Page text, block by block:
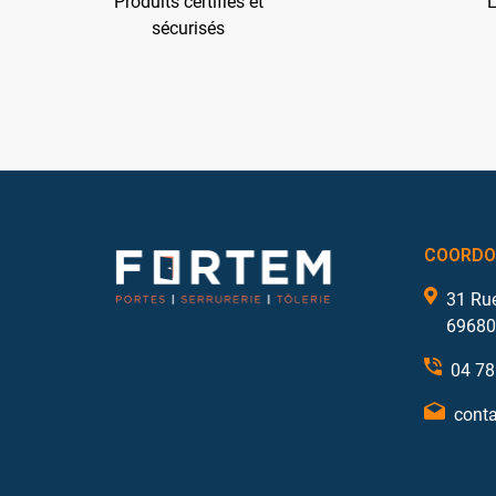
sécurisés
31
04